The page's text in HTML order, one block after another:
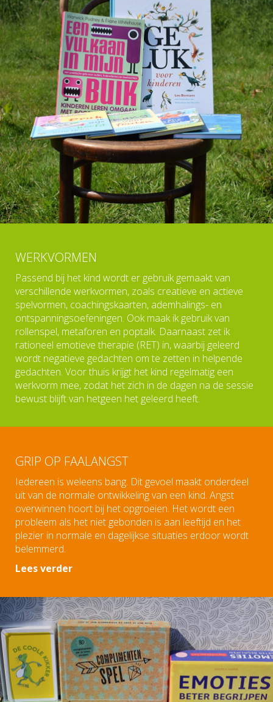
WERKVORMEN
Passend bij het kind wordt er gebruik gemaakt van
verschillende werkvormen, zoals creatieve en actieve
spelvormen, coachingskaarten, ademhalings- en
ontspanningsoefeningen. Ook maak ik gebruik van
rollenspel, metaforen en poptalk. Daarnaast zet ik
rationeel emotieve therapie (RET) in, waarbij geleerd
wordt negatieve gedachten om te zetten in helpende
gedachten. Voor thuis krijgt het kind regelmatig een
werkvorm mee, zodat het zich in de dagen na de sessie
bewust blijft van hetgeen het geleerd heeft.
GRIP OP FAALANGST
Iedereen is weleens bang. Dit gevoel maakt onderdeel
uit van de normale ontwikkeling van een kind. Angst
overwinnen hoort bij het opgroeien. Het wordt een
probleem als het niet gebonden is aan leeftijd en het
plezier in normale en dagelijkse situaties erdoor wordt
belemmerd.
Lees verder